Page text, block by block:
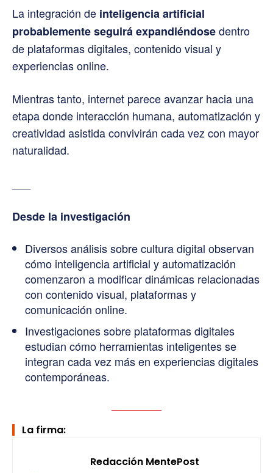
La integración de inteligencia artificial
probablemente seguirá expandiéndosedentro
de plataformas digitales, contenido visual y
experiencias online.
Mientras tanto, internet parece avanzar hacia una
etapa donde interacción humana, automatización y
creatividad asistida convivirán cada vez con mayor
naturalidad.
Desde la investigación
Diversos análisis sobre cultura digital observan
cómo inteligencia artificial y automatización
comenzaron a modificar dinámicas relacionadas
con contenido visual, plataformas y
comunicación online.
Investigaciones sobre plataformas digitales
estudian cómo herramientas inteligentes se
integran cada vez más en experiencias digitales
contemporáneas.
La firma:
Redacción MentePost